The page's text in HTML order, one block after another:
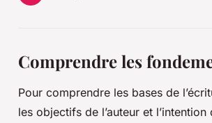
Comprendre les
Pour comprendre les bases de
les objectifs de l’auteur et